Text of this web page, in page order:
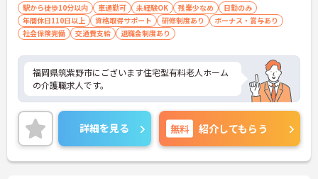
駅から徒歩10分以内 車通勤可 未経験OK 残業少なめ
日勤のみ
年間休日110日以上
資格取得サポート 研修制度あり
ボーナス・賞与あり
社会保険完備
交通費支給 退職金制度あり
福岡県筑紫野市にございます住宅型有料老人ホーム
の介護職求人です。
詳細を見る 無料 紹介してもらう